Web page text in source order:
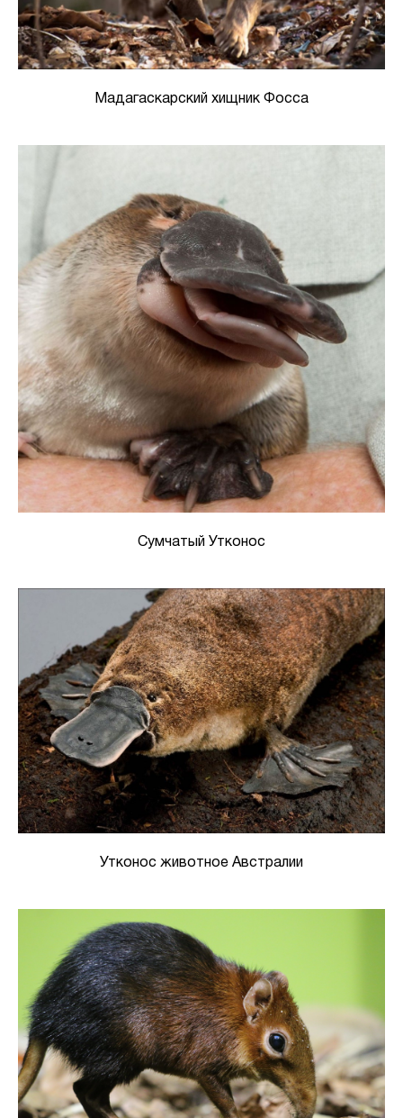
Мадагаскарский хищник Фосса
Сумчатый Утконос
Утконос животное Австралии